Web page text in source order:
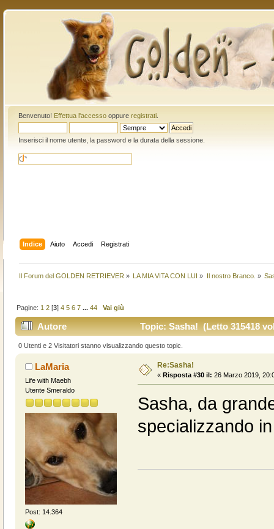
Benvenuto! Effettua l'accessooppure registrati.
Inserisci il nome utente, la password e la durata della sessione.
Indice Aiuto Accedi Registrati
Il Forum del GOLDEN RETRIEVER » LA MIA VITA CON LUI » Il nostro Branco. »
Pagine: 1 2 [3]4 5 6 7 ...44 Vai giù
Autore Topic: Sasha! (Letto 315418
0 Utenti e 2 Visitatori stanno visualizzando questo topic.
LaMaria
Life with Maebh
Utente Smeraldo
Post: 14.364
Re:Sasha!
« Risposta #30 il: 26 Marzo 2019,
Sasha, da
specializzando